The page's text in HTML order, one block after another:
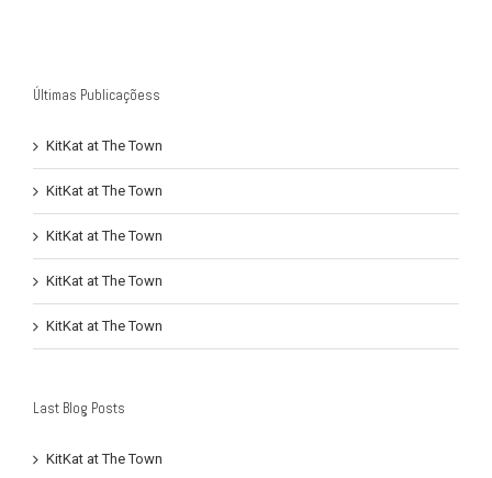
Últimas Publicaçõess
KitKat at The Town
KitKat at The Town
KitKat at The Town
KitKat at The Town
KitKat at The Town
Last Blog Posts
KitKat at The Town